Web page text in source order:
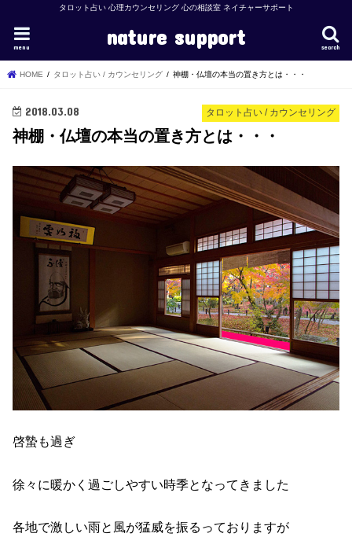
タロット占い 心理カウンセリング 心の相談室 ネイチャーサポート
nature support search
menu
HOME タロット占い / カウンセリング 神棚・仏壇の本当の置き方とは・・・
タロット占い / カウンセリング
2018.03.08
神棚・仏壇の本当の置き方とは・・・
啓蟄も過ぎ
徐々に暖かく過ごしやすい時季となってきました
各地で激しい雨と風が猛威を振るっておりますが